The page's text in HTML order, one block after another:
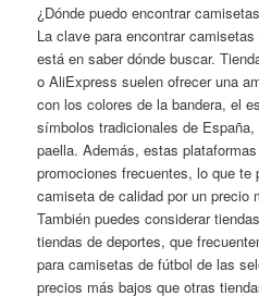
¿Dónde puedo encontrar
La clave para encontrar
está en saber dónde buscar.
o AliExpress suelen ofrecer una
con los colores de la bandera, el
símbolos tradicionales de
paella. Además, estas
promociones frecuentes, lo que te
camiseta de calidad por un precio
También puedes considerar
tiendas de deportes, que
para camisetas de fútbol de las
precios más bajos que otras